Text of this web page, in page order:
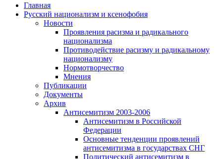
Главная
Русский национализм и ксенофобия
Новости
Проявления расизма и радикального
национализма
Противодействие расизму и радикальному
национализму
Нормотворчество
Мнения
Публикации
Документы
Архив
Антисемитизм 2003-2006
Антисемитизм в Российской
Федерации
Основные тенденции проявлений
антисемитизма в государствах СНГ
Политический антисемитизм в